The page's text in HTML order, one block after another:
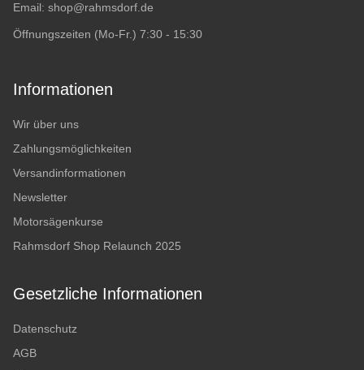
Email: shop@rahmsdorf.de
Öffnungszeiten (Mo-Fr.) 7:30 - 15:30
Informationen
Wir über uns
Zahlungsmöglichkeiten
Versandinformationen
Newsletter
Motorsägenkurse
Rahmsdorf Shop Relaunch 2025
Gesetzliche Informationen
Datenschutz
AGB